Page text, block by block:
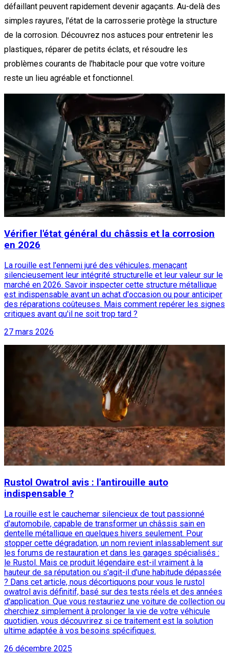
défaillant peuvent rapidement devenir agaçants. Au-delà des
simples rayures, l'état de la carrosserie protège la structure
de la corrosion. Découvrez nos astuces pour entretenir les
plastiques, réparer de petits éclats, et résoudre les
problèmes courants de l'habitacle pour que votre voiture
reste un lieu agréable et fonctionnel.
Vérifier l'état général du châssis et la corrosion
en 2026
La rouille est l'ennemi juré des véhicules, menaçant
silencieusement leur intégrité structurelle et leur valeur sur le
marché en 2026. Savoir inspecter cette structure métallique
est indispensable avant un achat d'occasion ou pour anticiper
des réparations coûteuses. Mais comment repérer les signes
critiques avant qu'il ne soit trop tard ?
27 mars 2026
Rustol Owatrol avis : l'antirouille auto
indispensable ?
La rouille est le cauchemar silencieux de tout passionné
d'automobile, capable de transformer un châssis sain en
dentelle métallique en quelques hivers seulement. Pour
stopper cette dégradation, un nom revient inlassablement sur
les forums de restauration et dans les garages spécialisés :
le Rustol. Mais ce produit légendaire est-il vraiment à la
hauteur de sa réputation ou s'agit-il d'une habitude dépassée
? Dans cet article, nous décortiquons pour vous le rustol
owatrol avis définitif, basé sur des tests réels et des années
d'application. Que vous restauriez une voiture de collection ou
cherchiez simplement à prolonger la vie de votre véhicule
quotidien, vous découvrirez si ce traitement est la solution
ultime adaptée à vos besoins spécifiques.
26 décembre 2025